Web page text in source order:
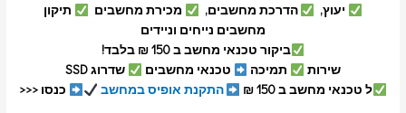
יעוץ,
הדרכת מחשבים, מכירת מחשבים
תיקון
מחשבים נייחים וניידים
ביקור טכנאי מחשב ב 150 ₪ בלבד!
שירות
תמיכה טכנאי מחשבים
שדרוג SSD
ל טכנאי מחשב ב 150 ₪
התקנת אופיס במחשב כנסו <<<